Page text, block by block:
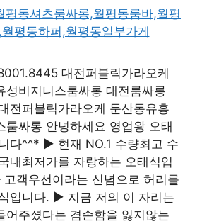
대전퍼블릭가라오케
성비지니스룸싸롱 대전룸싸롱
전퍼블릭가라오케 둔산동유흥
룸싸롱 안녕하세요 영업왕 오태
다^^* ▶ 현재 NO.1 수량최고 수
내최저가를 자랑하는 오태식입
객우선이라는 신념으로 허리를
입니다. ▶ 지금 저의 이 자리는
어주셨다는 겸손함을 잃지않는